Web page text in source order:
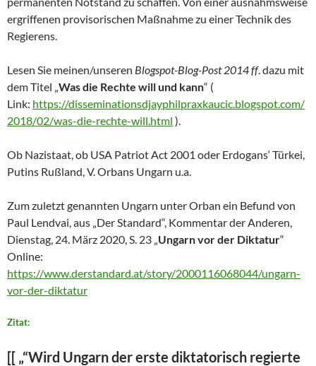
ergriffenen provisorischen Maßnahme zu einer Technik des
Regierens.
Lesen Sie meinen/unseren Blogspot-Blog-Post 2014 ff. dazu mit
dem Titel „Was die Rechte will und kann“ (
Link: https://disseminationsdjayphilpraxkaucic.blogspot.com/
2018/02/was-die-rechte-will.html ).
Ob Nazistaat, ob USA Patriot Act 2001 oder Erdogans‘ Türkei,
Putins Rußland, V. Orbans Ungarn u.a.
Zum zuletzt genannten Ungarn unter Orban ein Befund von
Paul Lendvai, aus „Der Standard“, Kommentar der Anderen,
Dienstag, 24. März 2020, S. 23 „Ungarn vor der Diktatur“
Online:
https://www.derstandard.at/story/2000116068044/ungarn-
vor-der-diktatur
Zitat:
[[ „“Wird Ungarn der erste diktatorisch regierte